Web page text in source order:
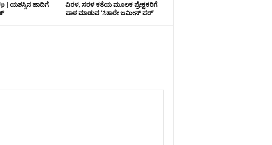
| ಯಶಸ್ಸಿನ ಹಾದಿಗೆ
ವಿರಳ, ಸರಳ ಕತೆಯ ಮೂಲಕ ಪ್ರೇಕ್ಷಕರಿಗೆ
ಪಾಠ ಮಾಡುವ ‘ಸಿತಾರೇ ಜಮೀನ್‌ ಪರ್’